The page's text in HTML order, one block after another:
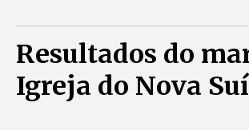
Resultados do
Igreja do Nova